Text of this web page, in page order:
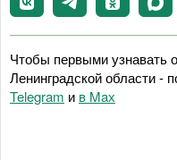
Чтобы первыми узнавать
Ленинградской области -
Telegram и в Maх